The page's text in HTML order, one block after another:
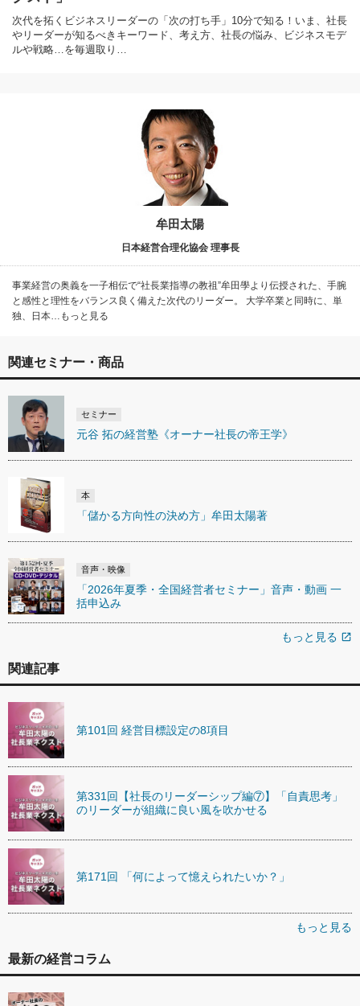
次代を拓くビジネスリーダーの「次の打ち手」10分で知る！いま、社長
やリーダーが知るべきキーワード、考え方、社長の悩み、ビジネスモデ
ルや戦略…を毎週取り…
牟田太陽
日本経営合理化協会 理事長
事業経営の奥義を一子相伝で“社長業指導の教祖”牟田學より伝授された、手腕
と感性と理性をバランス良く備えた次代のリーダー。 大学卒業と同時に、単
独、日本…もっと見る
関連セミナー・商品
セミナー
元谷 拓の経営塾《オーナー社長の帝王学》
本
「儲かる方向性の決め方」牟田太陽著
音声・映像
「2026年夏季・全国経営者セミナー」音声・動画 一
括申込み
もっと見る open_in_new
関連記事
第101回 経営目標設定の8項目
第331回【社長のリーダーシップ編⑦】「自責思考」
のリーダーが組織に良い風を吹かせる
第171回 「何によって憶えられたいか？」
もっと見る
最新の経営コラム